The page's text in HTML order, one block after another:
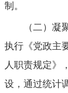
制。
（二）凝聚
执行《党政主
人职责规定》
设，通过统计